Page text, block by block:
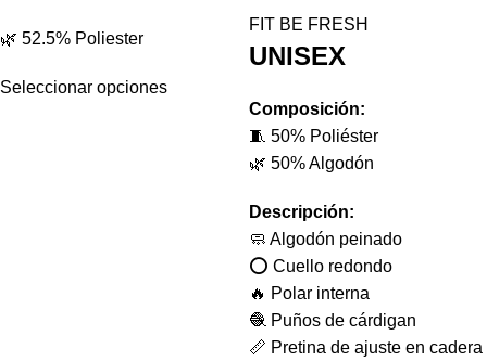
🌿 52.5% Poliester
Seleccionar opciones
FIT BE FRESH
UNISEX
Composición:
🧵 50% Poliéster
🌿 50% Algodón
Descripción:
🧼 Algodón peinado
⭕ Cuello redondo
🔥 Polar interna
🧶 Puños de cárdigan
📏 Pretina de ajuste en cadera